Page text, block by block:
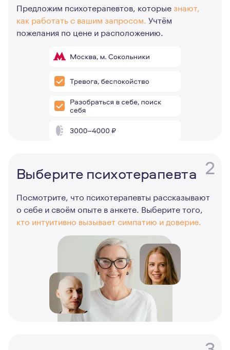
Предложим психотерапевтов, которыезнают,
как работать с вашим запросом. Учтём
пожелания по цене и расположению.
2
Выберите психотерапевта
Посмотрите, что психотерапевты рассказывают
о себе и своём опыте в анкете. Выберите того,
кто интуитивно вызывает симпатию и доверие.